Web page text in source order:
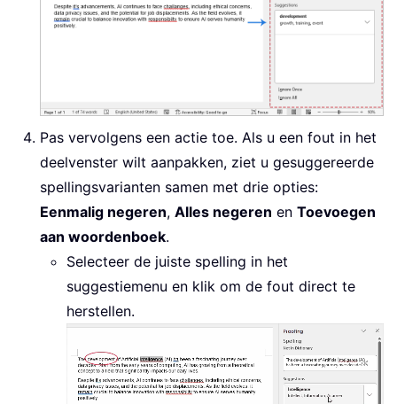
Pas vervolgens een actie toe. Als u een fout in het
deelvenster wilt aanpakken, ziet u gesuggereerde
spellingsvarianten samen met drie opties:
Eenmalig negeren, Alles negeren en Toevoegen
aan woordenboek.
Selecteer de juiste spelling in het
suggestiemenu en klik om de fout direct te
herstellen.